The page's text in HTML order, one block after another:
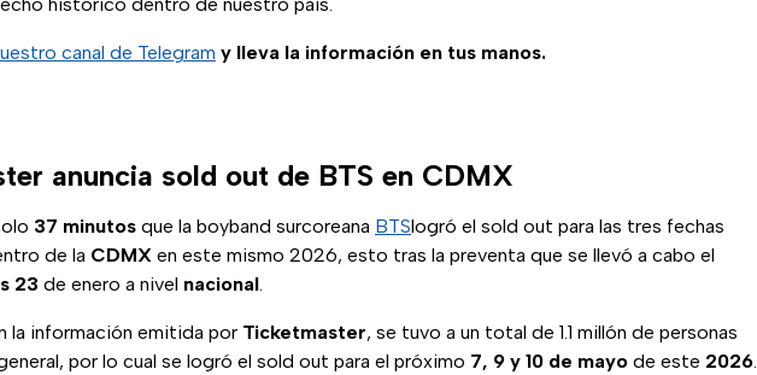
histórico dentro de nuestro país.
canal de Telegram y lleva la información en tus manos.
anuncia sold out de BTS en CDMX
37 minutos que la boyband surcoreana BTSlogró el sold out para las tres fechas
de la CDMX en este mismo 2026, esto tras la preventa que se llevó a cabo el
23 de enero a nivel nacional.
la información emitida por Ticketmaster, se tuvo a un total de 1.1 millón de personas
por lo cual se logró el sold out para el próximo 7, 9 y 10 de mayo de este 2026.